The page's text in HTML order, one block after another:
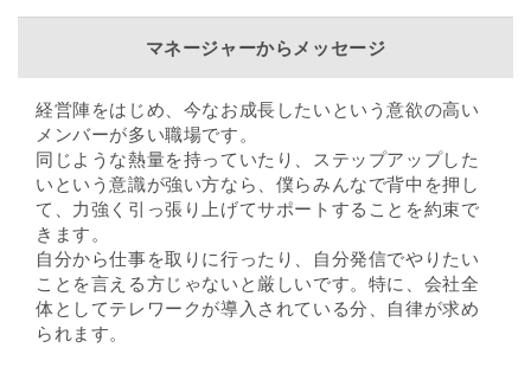
マネージャーからメッセージ
経営陣をはじめ、今なお成長したいという意欲の高い
メンバーが多い職場です。
同じような熱量を持っていたり、ステップアップした
いという意識が強い方なら、僕らみんなで背中を押し
て、力強く引っ張り上げてサポートすることを約束で
きます。
自分から仕事を取りに行ったり、自分発信でやりたい
ことを言える方じゃないと厳しいです。特に、会社全
体としてテレワークが導入されている分、自律が求め
られます。